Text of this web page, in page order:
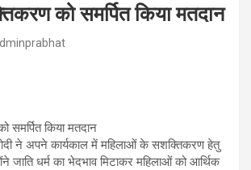
को समर्पित किया मतदान
समर्पित किया मतदान
ने अपने कार्यकाल में महिलाओं के सशक्तिकरण हेतु
जाति धर्म का भेदभाव मिटाकर महिलाओं को आर्थिक